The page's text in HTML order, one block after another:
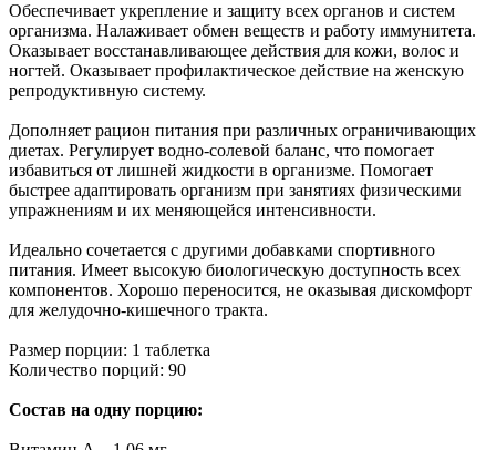
Обеспечивает укрепление и защиту всех органов и систем
организма. Налаживает обмен веществ и работу иммунитета.
Оказывает восстанавливающее действия для кожи, волос и
ногтей. Оказывает профилактическое действие на женскую
репродуктивную систему.
Дополняет рацион питания при различных ограничивающих
диетах. Регулирует водно-солевой баланс, что помогает
избавиться от лишней жидкости в организме. Помогает
быстрее адаптировать организм при занятиях физическими
упражнениям и их меняющейся интенсивности.
Идеально сочетается с другими добавками спортивного
питания. Имеет высокую биологическую доступность всех
компонентов. Хорошо переносится, не оказывая дискомфорт
для желудочно-кишечного тракта.
Размер порции: 1 таблетка
Количество порций: 90
Состав на одну порцию: